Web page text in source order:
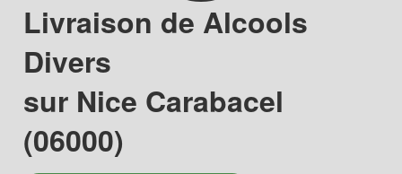
Livraison de Alcools
Divers
sur Nice Carabacel
(06000)